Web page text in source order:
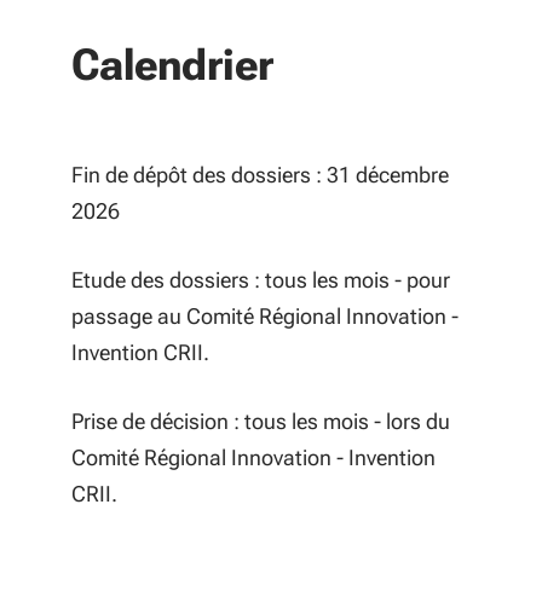
Calendrier
Fin de dépôt des dossiers : 31 décembre
2026
Etude des dossiers : tous les mois - pour
passage au Comité Régional Innovation -
Invention CRII.
Prise de décision : tous les mois - lors du
Comité Régional Innovation - Invention
CRII.